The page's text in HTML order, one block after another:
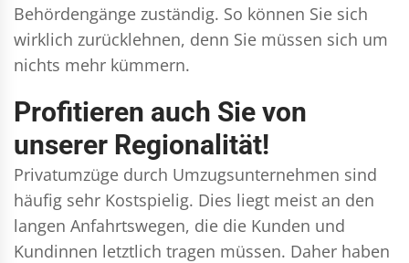
Behördengänge zuständig. So können Sie sich
wirklich zurücklehnen, denn Sie müssen sich um
nichts mehr kümmern.
Profitieren auch Sie von
unserer Regionalität!
Privatumzüge durch Umzugsunternehmen sind
häufig sehr Kostspielig. Dies liegt meist an den
langen Anfahrtswegen, die die Kunden und
Kundinnen letztlich tragen müssen. Daher haben